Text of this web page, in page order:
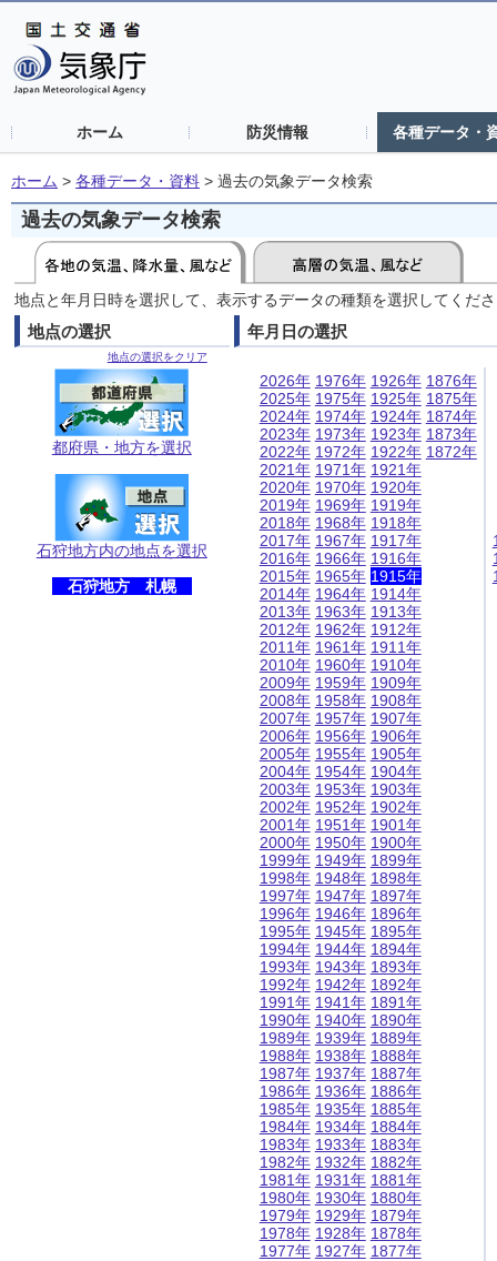
ホーム 防災情報 各種データ・
ホーム > 各種データ・資料 > 過去の気象データ検索
過去の気象データ検索
地点と年月日時を選択して、表示するデータの種類を選択してくだ
地点の選択
地点の選択をクリア
都府県・地方を選択
石狩地方内の地点を選択
石狩地方 札幌
年月日の選択
2026年
2025年
2024年
2023年
2022年
2021年
2020年
2019年
2018年
2017年
2016年
2015年
2014年
2013年
2012年
2011年
2010年
2009年
2008年
2007年
2006年
2005年
2004年
2003年
2002年
2001年
2000年
1999年
1998年
1997年
1996年
1995年
1994年
1993年
1992年
1991年
1990年
1989年
1988年
1987年
1986年
1985年
1984年
1983年
1982年
1981年
1980年
1979年
1978年
1977年
1976年
1975年
1974年
1973年
1972年
1971年
1970年
1969年
1968年
1967年
1966年
1965年
1964年
1963年
1962年
1961年
1960年
1959年
1958年
1957年
1956年
1955年
1954年
1953年
1952年
1951年
1950年
1949年
1948年
1947年
1946年
1945年
1944年
1943年
1942年
1941年
1940年
1939年
1938年
1937年
1936年
1935年
1934年
1933年
1932年
1931年
1930年
1929年
1928年
1927年
1926年
1925年
1924年
1923年
1922年
1921年
1920年
1919年
1918年
1917年
1916年
1915年
1914年
1913年
1912年
1911年
1910年
1909年
1908年
1907年
1906年
1905年
1904年
1903年
1902年
1901年
1900年
1899年
1898年
1897年
1896年
1895年
1894年
1893年
1892年
1891年
1890年
1889年
1888年
1887年
1886年
1885年
1884年
1883年
1882年
1881年
1880年
1879年
1878年
1877年
1876年
1875年
1874年
1873年
1872年